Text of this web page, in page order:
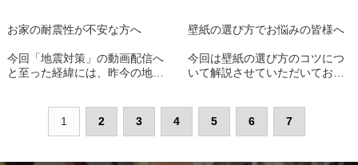
お家の耐震性が不安な方へ
今回「地震対策」の動画配信へ
と至った経緯には、昨今の地震
方がいるのではないか
壁紙の選び方でお悩みの皆様へ
今回は壁紙の選び方のコツにつ
いて解説させていただいており
・壁紙選びは〇〇が大事！
1 2 3 4 5 6 7